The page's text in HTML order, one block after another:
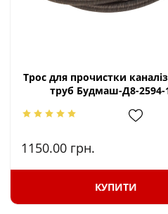
Трос для прочистки
труб Будмаш-Д8-2594-
1150.00 грн.
КУПИТИ